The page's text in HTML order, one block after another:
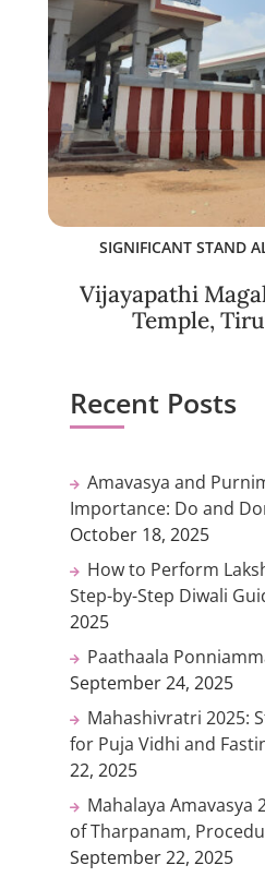
SIGNIFICANT STAND
Vijayapathi
Temple,
Recent Posts
Amavasya and
Importance: Do and
October 18, 2025
How to Perform
Step-by-Step Diwali
2025
Paathaala
September 24, 2025
Mahashivratri 2025:
for Puja Vidhi and
22, 2025
Mahalaya Amavasya
of Tharpanam,
September 22, 2025